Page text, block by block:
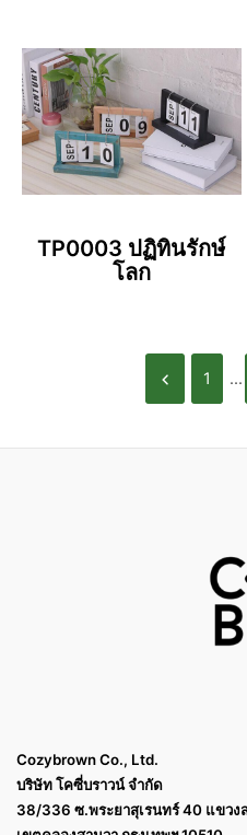
TP0003 ปฏิทินรักษ์
โลก
1 ...
Cozybrown Co., Ltd.
บริษัท โคซี่บราวน์ จำกัด
38/336 ซ.พระยาสุเรนทร์ 40 แขวง